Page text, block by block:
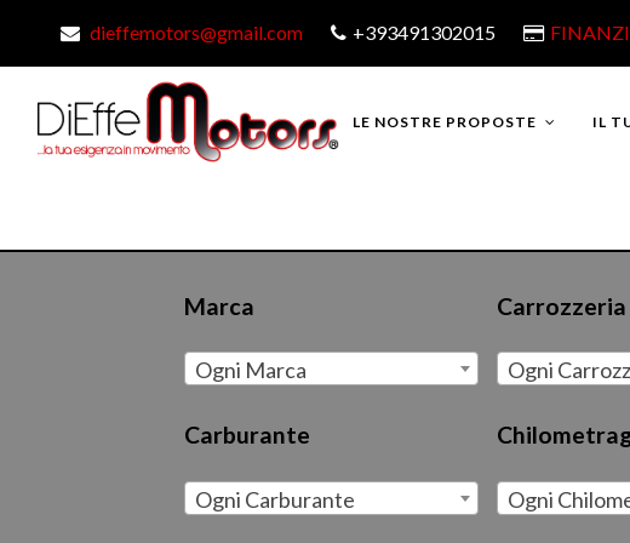
dieffemotors@gmail.com +393491302015
LE NOSTRE PROPOSTE IL
Marca
Ogni Marca
Carrozzeria
Ogni
Carburante
Ogni Carburante Ogni